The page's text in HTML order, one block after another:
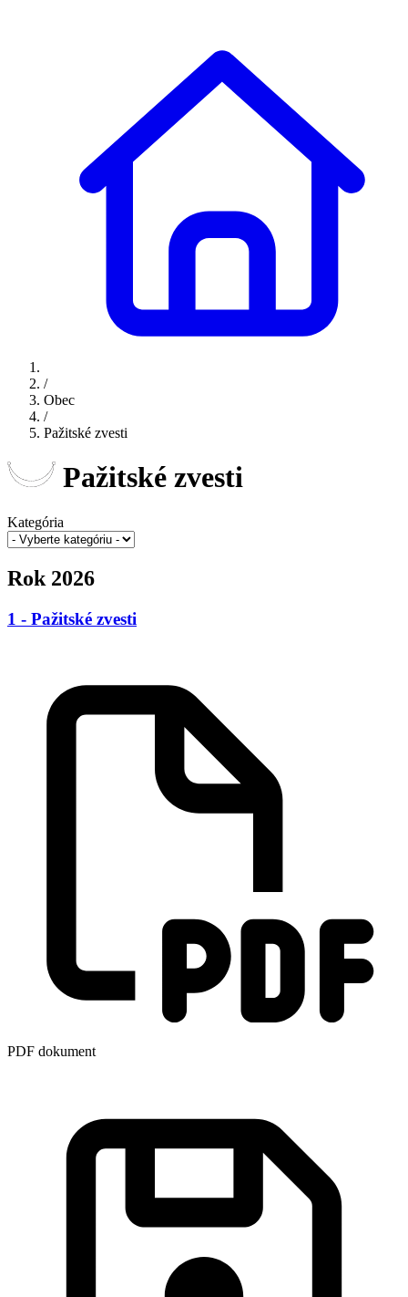
/
Obec
/
Pažitské zvesti
Pažitské zvesti
Kategória
Rok 2026
1 - Pažitské zvesti
PDF dokument